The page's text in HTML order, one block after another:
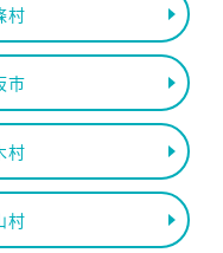
村
市
村
村